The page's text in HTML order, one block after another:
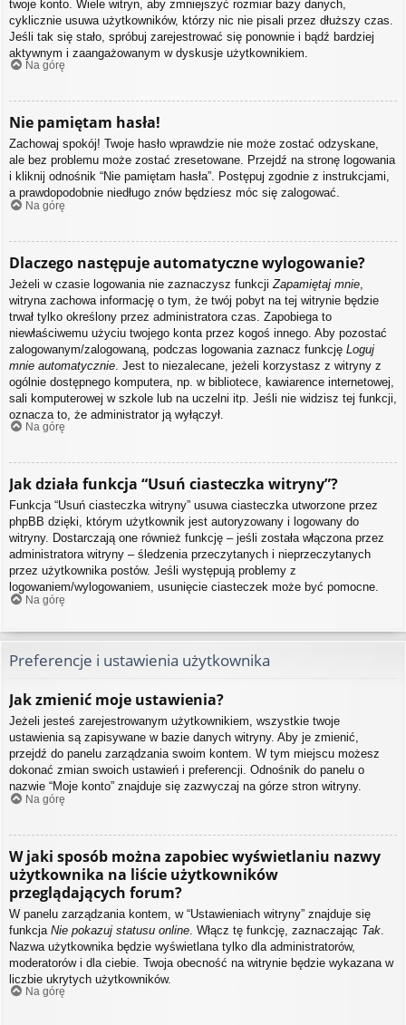
twoje konto. Wiele witryn, aby zmniejszyć rozmiar bazy danych,
cyklicznie usuwa użytkowników, którzy nic nie pisali przez dłuższy czas.
Jeśli tak się stało, spróbuj zarejestrować się ponownie i bądź bardziej
aktywnym i zaangażowanym w dyskusje użytkownikiem.
Na górę
Nie pamiętam hasła!
Zachowaj spokój! Twoje hasło wprawdzie nie może zostać odzyskane,
ale bez problemu może zostać zresetowane. Przejdź na stronę logowania
i kliknij odnośnik “Nie pamiętam hasła”. Postępuj zgodnie z instrukcjami,
a prawdopodobnie niedługo znów będziesz móc się zalogować.
Na górę
Dlaczego następuje automatyczne wylogowanie?
Jeżeli w czasie logowania nie zaznaczysz funkcji Zapamiętaj mnie
witryna zachowa informację o tym, że twój pobyt na tej witrynie będzie
trwał tylko określony przez administratora czas. Zapobiega to
niewłaściwemu użyciu twojego konta przez kogoś innego. Aby pozostać
zalogowanym/zalogowaną, podczas logowania zaznacz funkcję Loguj
mnie automatycznie . Jest to niezalecane, jeżeli korzystasz z witryny z
ogólnie dostępnego komputera, np. w bibliotece, kawiarence internetowej,
sali komputerowej w szkole lub na uczelni itp. Jeśli nie widzisz tej funkcji,
oznacza to, że administrator ją wyłączył.
Na górę
Jak działa funkcja “Usuń ciasteczka witryny”?
Funkcja “Usuń ciasteczka witryny” usuwa ciasteczka utworzone przez
phpBB dzięki, którym użytkownik jest autoryzowany i logowany do
witryny. Dostarczają one również funkcję – jeśli została włączona przez
administratora witryny – śledzenia przeczytanych i nieprzeczytanych
przez użytkownika postów. Jeśli występują problemy z
logowaniem/wylogowaniem, usunięcie ciasteczek może być pomocne.
Na górę
Preferencje i ustawienia użytkownika
Jak zmienić moje ustawienia?
Jeżeli jesteś zarejestrowanym użytkownikiem, wszystkie twoje
ustawienia są zapisywane w bazie danych witryny. Aby je zmienić,
przejdź do panelu zarządzania swoim kontem. W tym miejscu możesz
dokonać zmian swoich ustawień i preferencji. Odnośnik do panelu o
nazwie “Moje konto” znajduje się zazwyczaj na górze stron witryny.
Na górę
W jaki sposób można zapobiec wyświetlaniu nazwy
użytkownika na liście użytkowników
przeglądających forum?
W panelu zarządzania kontem, w “Ustawieniach witryny” znajduje się
funkcja Nie pokazuj statusu online . Włącz tę funkcję, zaznaczając Tak
Nazwa użytkownika będzie wyświetlana tylko dla administratorów,
moderatorów i dla ciebie. Twoja obecność na witrynie będzie wykazana w
liczbie ukrytych użytkowników.
Na górę